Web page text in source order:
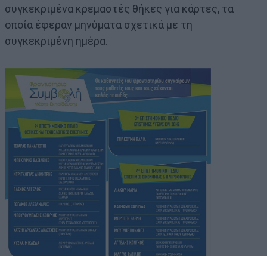
συγκεκριμένα κρεμαστές θήκες για κάρτες, τα
οποία έφεραν μηνύματα σχετικά με τη
συγκεκριμένη ημέρα.